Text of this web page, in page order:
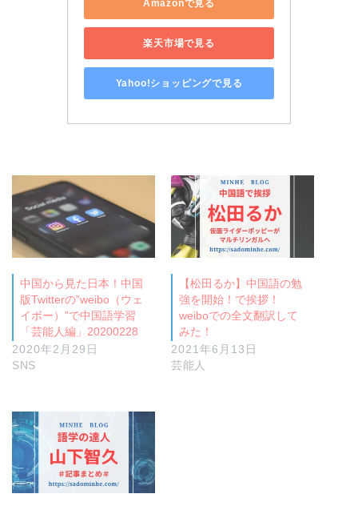
Amazonで見る
楽天市場で見る
Yahoo!ショッピングで見る
中国から見た日本！中国
版Twitterの”weibo（ウェ
イボー）”で中国語学習
「芸能人編」20200228
2020年2月29日
SNS
【松田るか】中国語の勉
強を開始！で挨拶！
weiboでの全文翻訳して
みた！
2021年6月13日
芸能人